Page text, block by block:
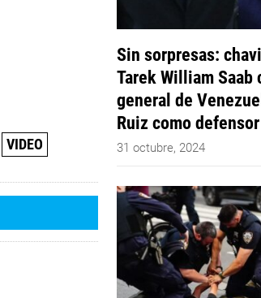
VIDEO
Sin sorpresas:
Tarek William Saab
general de
Ruiz como
31 octubre, 2024